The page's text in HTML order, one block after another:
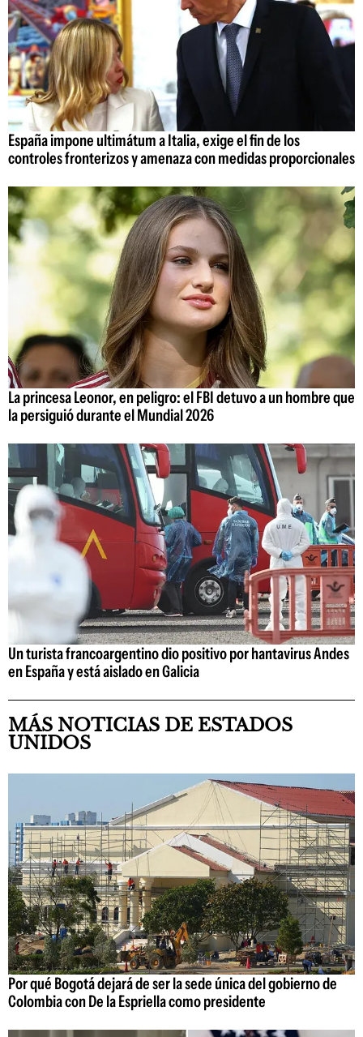
España impone ultimátum a Italia, exige el fin de los
controles fronterizos y amenaza con medidas proporcionales
La princesa Leonor, en peligro: el FBI detuvo a un hombre que
la persiguió durante el Mundial 2026
Un turista francoargentino dio positivo por hantavirus Andes
en España y está aislado en Galicia
MÁS NOTICIAS DE ESTADOS
UNIDOS
Por qué Bogotá dejará de ser la sede única del gobierno de
Colombia con De la Espriella como presidente